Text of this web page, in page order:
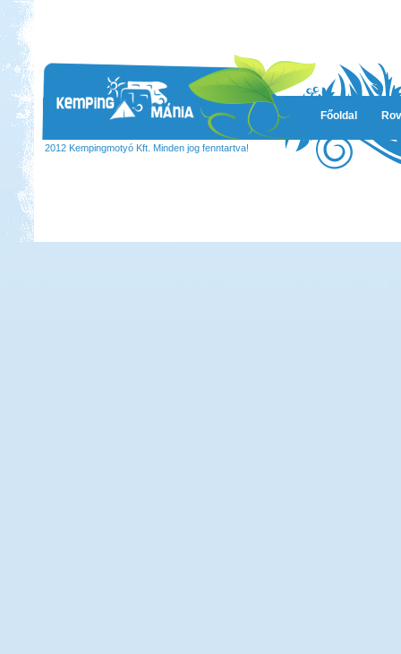
Főoldal
2012 Kempingmotyó Kft. Minden jog fenntartva!